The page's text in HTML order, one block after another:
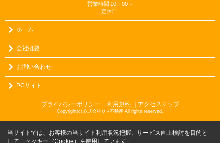
営業時間:10：00～
定休日:
ホーム
会社概要
お問い合わせ
PCサイト
プライバシーポリシー ｜ 利用規約 ｜アクセスマップ
Copyright(c) 株式会社ＵＫ不動産 All rights reserved.
当サイトでは、お客様の当サイト利用状況把握、サービス向上検討を目的と
して、クッキー（Cookie）を使用しています。